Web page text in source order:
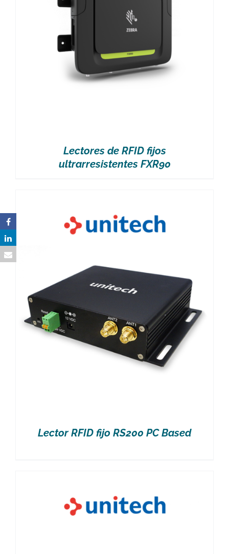
Lectores de RFID fijos
ultrarresistentes FXR90
Lector RFID fijo RS200 PC Based